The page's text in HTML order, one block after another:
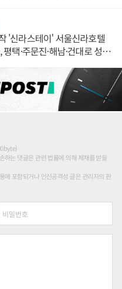
'신라스테이' 서울신라호텔
택·주문진·해남·건대로 성
하는 댓글은 관련 법률에 의해 제재를 받을
에 포함되거나 인신공격성 글은 관리자의 판